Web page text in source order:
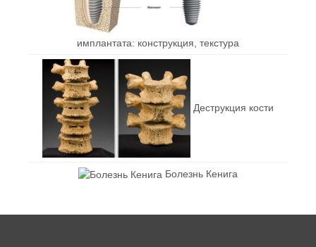
имплантата: конструкция, текстура
Деструкция кости
Болезнь Кенига